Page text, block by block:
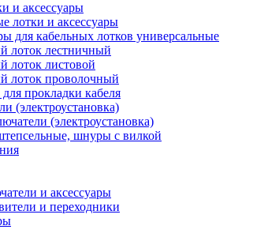
и аксессуары
лотки и аксессуары
для кабельных лотков универсальные
лоток лестничный
лоток листовой
лоток проволочный
прокладки кабеля
(электроустановка)
(электроустановка)
шнуры с вилкой
и аксессуары
и переходники